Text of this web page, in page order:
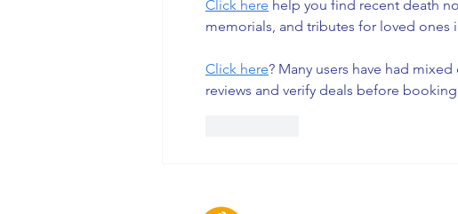
Click here help you find recent death
memorials, and tributes for loved ones
Click here? Many users have had
reviews and verify deals before